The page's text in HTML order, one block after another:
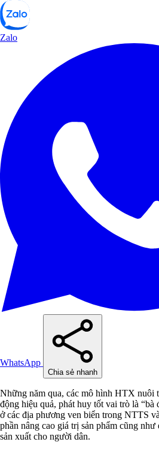
Zalo
WhatsApp
Chia sẻ nhanh
Những năm qua, các mô hình HTX nuôi
động hiệu quả, phát huy tốt vai trò là “bà
ở các địa phương ven biển trong NTTS
phần nâng cao giá trị sản phẩm cũng
sản xuất cho người dân.